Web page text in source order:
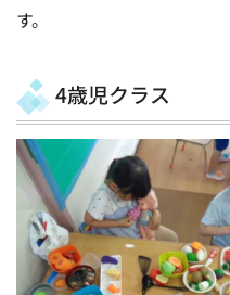
す。
4歳児クラス